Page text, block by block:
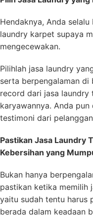
Hendaknya, Anda
laundry karpet supaya
mengecewakan.
Pilihlah jasa laundry
serta berpengalaman di
record dari jasa laundry
karyawannya. Anda
testimoni dari
Pastikan Jasa Laundry
Kebersihan yang
Bukan hanya
pastikan ketika memilih
yaitu sudah tentu harus
berada dalam keadaan